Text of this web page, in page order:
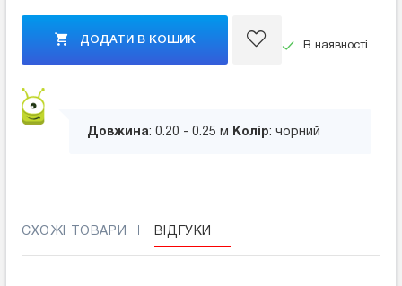
ДОДАТИ В КОШИК
В наявності
Довжина: 0.20 - 0.25 м Колір: чорний
СХОЖІ ТОВАРИ ВІДГУКИ